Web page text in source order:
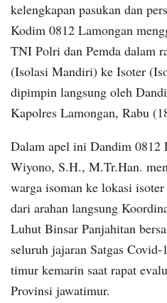
kelengkapan pasukan dan
Kodim 0812 Lamongan
TNI Polri dan Pemda dalam
(Isolasi Mandiri) ke Isoter
dipimpin langsung oleh
Kapolres Lamongan, Rabu
Dalam apel ini Dandim
Wiyono, S.H., M.Tr.Han.
warga isoman ke lokasi
dari arahan langsung
Luhut Binsar Panjahitan
seluruh jajaran Satgas
timur kemarin saat rapat
Provinsi jawatimur.